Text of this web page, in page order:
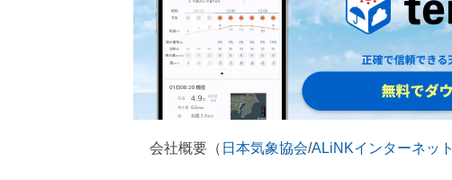
会社概要（ 日本気象協会/ALiNKインターネット